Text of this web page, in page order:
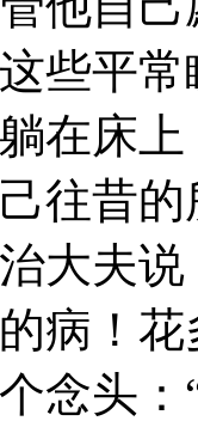
些平
在床
往昔
大夫
病！
念头